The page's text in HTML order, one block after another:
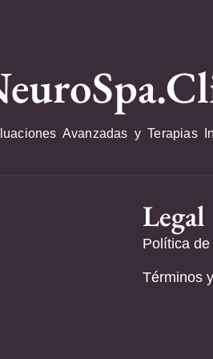
Avanzadas y Terapias
Legal
Política
Términos